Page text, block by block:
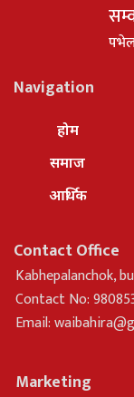
Navigation
होम
समाज
आर्थिक
Contact Office
Kabhepalanchok,
Contact No:
Email:
Marketing